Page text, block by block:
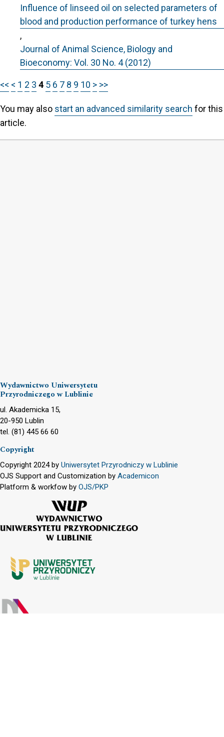
Influence of linseed oil on selected parameters of
blood and production performance of turkey hens
,
Journal of Animal Science, Biology and
Bioeconomy: Vol. 30 No. 4 (2012)
<< < 1 2 3 4 5 6 7 8 9 10 > >>
You may also start an advanced similarity search for this
article.
Wydawnictwo Uniwersytetu
Przyrodniczego w Lublinie
ul. Akademicka 15,
20-950 Lublin
tel. (81) 445 66 60
Copyright
Copyright 2024 by Uniwersytet Przyrodniczy w Lublinie
OJS Support and Customization by Academicon
Platform & workfow by OJS/PKP